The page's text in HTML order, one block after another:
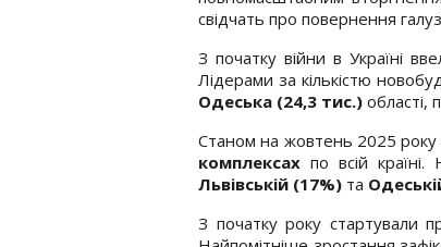
свідчать про повернення
З початку війни в Україні
Лідерами за кількістю
Одеська (24,3 тис.) області,
Станом на жовтень 2025
комплексах по всій
Львівській (17%) та
З початку року стартували